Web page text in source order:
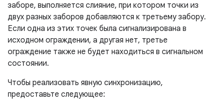
заборе, выполняется слияние, при котором точки из
двух разных заборов добавляются к третьему забору.
Если одна из этих точек была сигнализирована в
исходном ограждении, а другая нет, третье
ограждение также не будет находиться в сигнальном
состоянии.
Чтобы реализовать явную синхронизацию,
предоставьте следующее: